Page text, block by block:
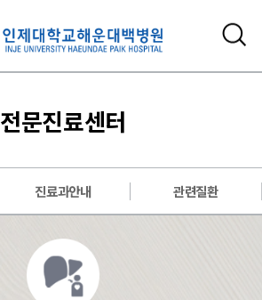
전문진료센터
진료과안내 관련질환